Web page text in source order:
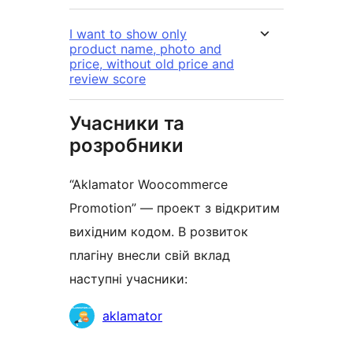
I want to show only
product name, photo and
price, without old price and
review score
Учасники та
розробники
“Aklamator Woocommerce
Promotion” — проект з відкритим
вихідним кодом. В розвиток
плагіну внесли свій вклад
наступні учасники:
Учасникиaklamator